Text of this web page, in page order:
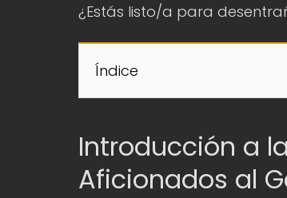
¿Estás listo/a para
Índice
Introducción a
Aficionados al